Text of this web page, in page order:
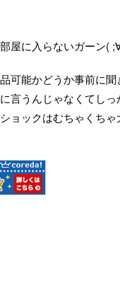
屋に入らないガーン(
可能かどうか事前に
言うんじゃなくてし
ョックはむちゃくちゃ